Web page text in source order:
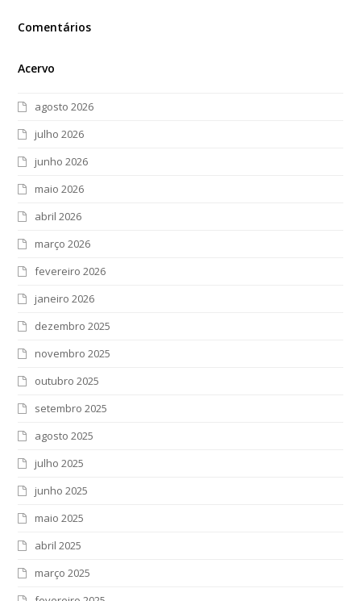
Comentários
Acervo
agosto 2026
julho 2026
junho 2026
maio 2026
abril 2026
março 2026
fevereiro 2026
janeiro 2026
dezembro 2025
novembro 2025
outubro 2025
setembro 2025
agosto 2025
julho 2025
junho 2025
maio 2025
abril 2025
março 2025